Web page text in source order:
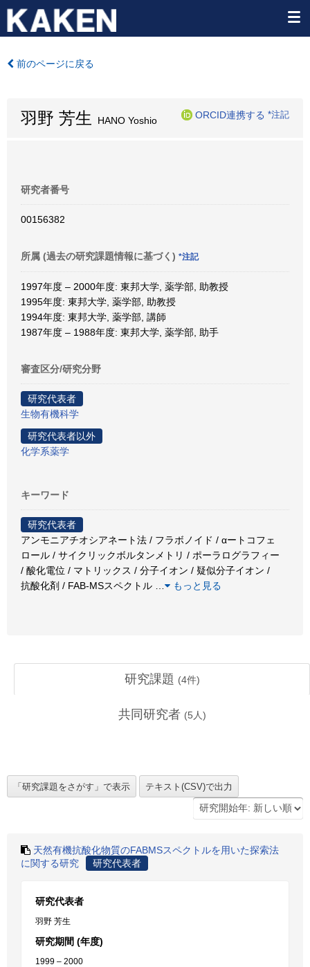
前のページに戻る
羽野 芳生 HANO Yoshio
ORCID連携する *注記
研究者番号
00156382
所属 (過去の研究課題情報に基づく) *注記
1997年度 – 2000年度: 東邦大学, 薬学部, 助教授
1995年度: 東邦大学, 薬学部, 助教授
1994年度: 東邦大学, 薬学部, 講師
1987年度 – 1988年度: 東邦大学, 薬学部, 助手
審査区分/研究分野
研究代表者
生物有機科学
研究代表者以外
化学系薬学
キーワード
研究代表者
アンモニアチオシアネート法 / フラボノイド / αートコフェ
ロール / サイクリックボルタンメトリ / ポーラログラフィー
/ 酸化電位 / マトリックス / 分子イオン / 疑似分子イオン /
抗酸化剤 / FAB-MSスペクトル
もっと見る
研究課題 (4件)
共同研究者 (5 人)
天然有機抗酸化物質のFABMSスペクトルを用いた探索法
に関する研究
研究代表者
研究代表者
羽野 芳生
研究期間 (年度)
1999 – 2000